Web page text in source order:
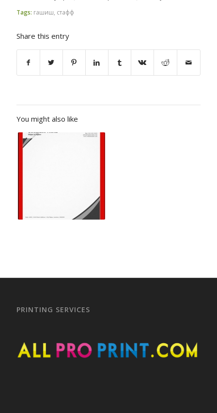
Tags: гашиш, стафф
Share this entry
You might also like
PRINTING SERVICES